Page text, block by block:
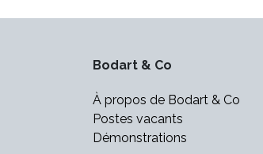
Bodart & Co
À propos de Bodart & Co
Postes vacants
Démonstrations